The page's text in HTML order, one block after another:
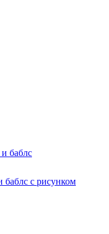
баблс
с рисунком